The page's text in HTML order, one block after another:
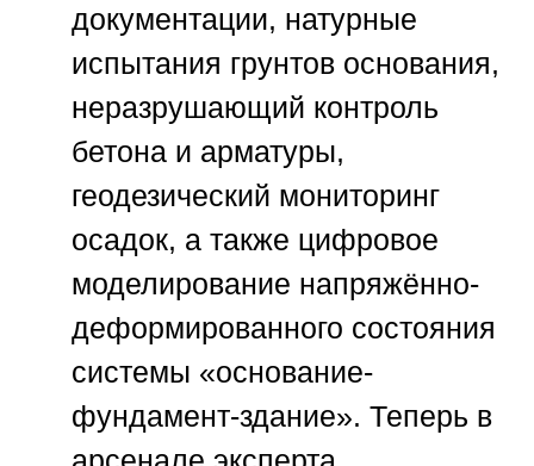
документации, натурные
испытания грунтов основания,
неразрушающий контроль
бетона и арматуры,
геодезический мониторинг
осадок, а также цифровое
моделирование напряжённо-
деформированного состояния
системы «основание-
фундамент-здание». Теперь в